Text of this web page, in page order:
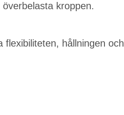
kroppen.
hållningen och